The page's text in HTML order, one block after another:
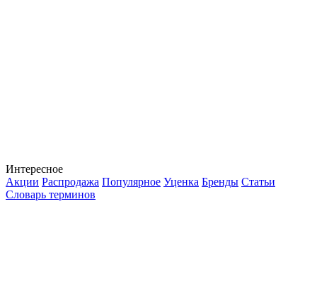
Интересное
Акции Распродажа Популярное Уценка Бренды Статьи
Словарь терминов